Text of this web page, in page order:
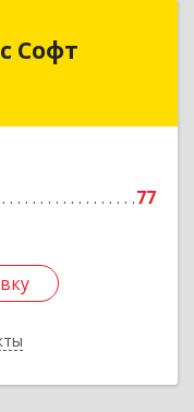
Софт
77
Софт
г, Жуковская